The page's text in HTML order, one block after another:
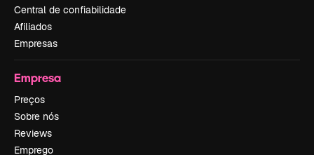
Central de confiabilidade
Afiliados
Empresas
Empresa
Preços
Sobre nós
Reviews
Emprego